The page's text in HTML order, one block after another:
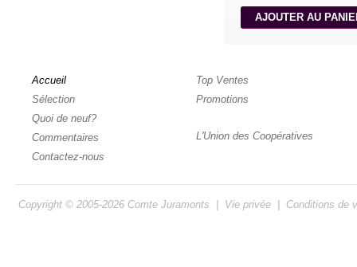
AJOUTER AU
Accueil
Sélection
Quoi de neuf?
Commentaires
Contactez-nous
Top Ventes
Promotions
L'Union des Coopératives
Copyright © 2005-2026 Comte Juramonts Vie privée Conditions de